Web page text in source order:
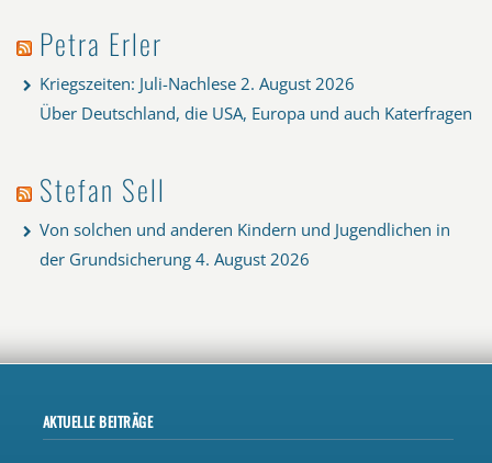
Petra Erler
Kriegszeiten: Juli-Nachlese 2. August 2026
Über Deutschland, die USA, Europa und auch Katerfragen
Stefan Sell
Von solchen und anderen Kindern und Jugendlichen in
der Grundsicherung 4. August 2026
AKTUELLE BEITRÄGE